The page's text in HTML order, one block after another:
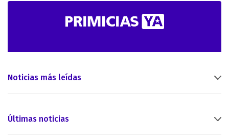
Noticias más leídas
Últimas noticias